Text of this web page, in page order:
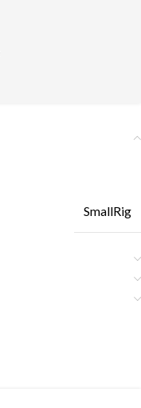
SmallRig